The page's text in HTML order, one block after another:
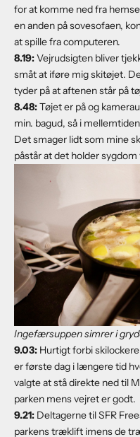
for at komme ned fra
en anden på sovesofaen,
at spille fra computeren.
8.19:Vejrudsigten bliver
småt at iføre mig skitøjet.
tyder på at aftenen står på
8.48:Tøjet er på og
min. bagud, så i
Det smager lidt som mine
påstår at det holder
Ingefærsuppen simrer i
9.03: Hurtigt forbi
er første dag i længere tid
valgte at stå direkte ned til
parken mens vejret er godt.
9.21: Deltagerne til SFR
parkens træklift imens de